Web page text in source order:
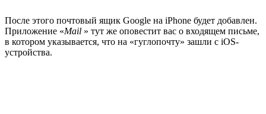
После этого почтовый ящик Google на iPhone будет добавлен.
Приложение «Mail » тут же оповестит вас о входящем письме,
в котором указывается, что на «гуглопочту» зашли с iOS-
устройства.